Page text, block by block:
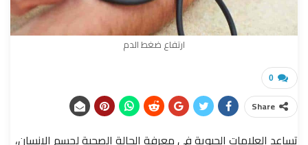
ارتفاع ضغط الدم
0
Share
تساعد العلامات الحيوية فى معرفة الحالة الصحية لجسم الإنسان،